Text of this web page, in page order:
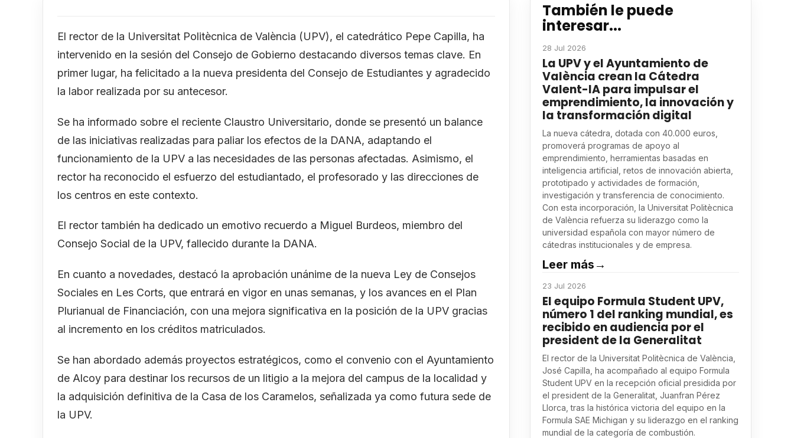
El rector de la Universitat Politècnica de València (UPV), el catedrático Pepe Capilla, ha
intervenido en la sesión del Consejo de Gobierno destacando diversos temas clave. En
primer lugar, ha felicitado a la nueva presidenta del Consejo de Estudiantes y agradecido
la labor realizada por su antecesor.
Se ha informado sobre el reciente Claustro Universitario, donde se presentó un balance
de las iniciativas realizadas para paliar los efectos de la DANA, adaptando el
funcionamiento de la UPV a las necesidades de las personas afectadas. Asimismo, el
rector ha reconocido el esfuerzo del estudiantado, el profesorado y las direcciones de
los centros en este contexto.
El rector también ha dedicado un emotivo recuerdo a Miguel Burdeos, miembro del
Consejo Social de la UPV, fallecido durante la DANA.
En cuanto a novedades, destacó la aprobación unánime de la nueva Ley de Consejos
Sociales en Les Corts, que entrará en vigor en unas semanas, y los avances en el Plan
Plurianual de Financiación, con una mejora significativa en la posición de la UPV gracias
al incremento en los créditos matriculados.
Se han abordado además proyectos estratégicos, como el convenio con el Ayuntamiento
de Alcoy para destinar los recursos de un litigio a la mejora del campus de la localidad y
la adquisición definitiva de la Casa de los Caramelos, señalizada ya como futura sede de
la UPV.
También le puede
interesar...
28 Jul 2026
La UPV y el Ayuntamiento de
València crean la Cátedra
Valent-IA para impulsar el
emprendimiento, la innovación y
la transformación digital
La nueva cátedra, dotada con 40.000 euros,
promoverá programas de apoyo al
emprendimiento, herramientas basadas en
inteligencia artificial, retos de innovación abierta,
prototipado y actividades de formación,
investigación y transferencia de conocimiento.
Con esta incorporación, la Universitat Politècnica
de València refuerza su liderazgo como la
universidad española con mayor número de
cátedras institucionales y de empresa.
Leer más →
23 Jul 2026
El equipo Formula Student UPV,
número 1 del ranking mundial, es
recibido en audiencia por el
president de la Generalitat
El rector de la Universitat Politècnica de València,
José Capilla, ha acompañado al equipo Formula
Student UPV en la recepción oficial presidida por
el president de la Generalitat, Juanfran Pérez
Llorca, tras la histórica victoria del equipo en la
Formula SAE Michigan y su liderazgo en el ranking
mundial de la categoría de combustión.